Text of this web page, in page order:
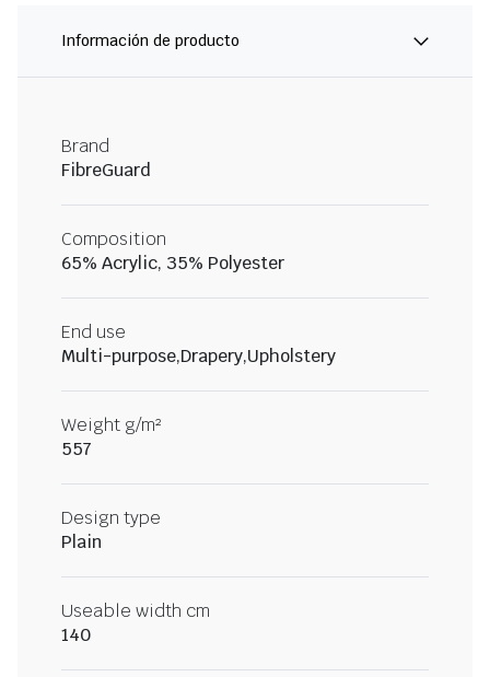
Información de producto
Brand
FibreGuard
Composition
65% Acrylic, 35% Polyester
End use
Multi-purpose,Drapery,Upholstery
Weight g/m²
557
Design type
Plain
Useable width cm
140